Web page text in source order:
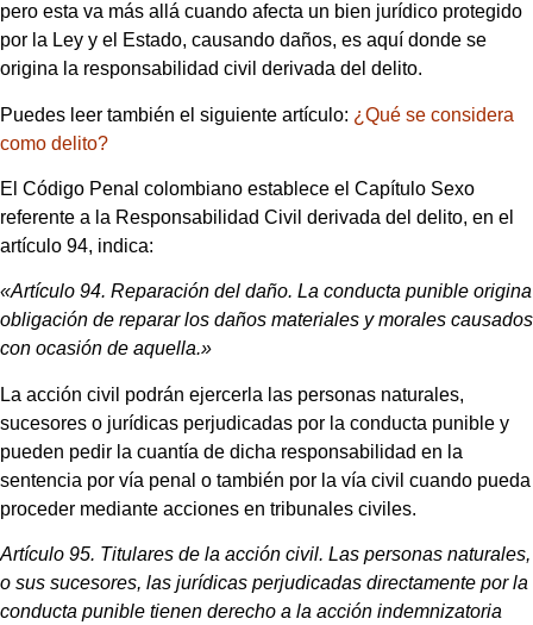
pero esta va más allá cuando afecta un bien jurídico protegido
por la Ley y el Estado, causando daños, es aquí donde se
origina la responsabilidad civil derivada del delito.
Puedes leer también el siguiente artículo: ¿Qué se considera
como delito?
El Código Penal colombiano establece el Capítulo Sexo
referente a la Responsabilidad Civil derivada del delito, en el
artículo 94, indica:
«Artículo 94. Reparación del daño. La conducta punible origina
obligación de reparar los daños materiales y morales causados
con ocasión de aquella.»
La acción civil podrán ejercerla las personas naturales,
sucesores o jurídicas perjudicadas por la conducta punible y
pueden pedir la cuantía de dicha responsabilidad en la
sentencia por vía penal o también por la vía civil cuando pueda
proceder mediante acciones en tribunales civiles.
Artículo 95. Titulares de la acción civil. Las personas naturales,
o sus sucesores, las jurídicas perjudicadas directamente por la
conducta punible tienen derecho a la acción indemnizatoria